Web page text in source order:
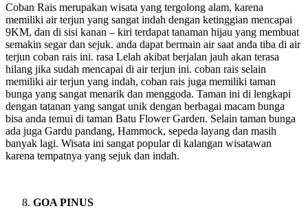
Coban Rais merupakan wisata yang tergolong alam, karena
memiliki air terjun yang sangat indah dengan ketinggian mencapai
9KM, dan di sisi kanan – kiri terdapat tanaman hijau yang membuat
semakin segar dan sejuk. anda dapat bermain air saat anda tiba di air
terjun coban rais ini. rasa Lelah akibat berjalan jauh akan terasa
hilang jika sudah mencapai di air terjun ini. coban rais selain
memiliki air terjun yang indah, coban rais juga memiliki taman
bunga yang sangat menarik dan menggoda. Taman ini di lengkapi
dengan tatanan yang sangat unik dengan berbagai macam bunga
bisa anda temui di taman Batu Flower Garden. Selain taman bunga
ada juga Gardu pandang, Hammock, sepeda layang dan masih
banyak lagi. Wisata ini sangat popular di kalangan wisatawan
karena tempatnya yang sejuk dan indah.
GOA PINUS